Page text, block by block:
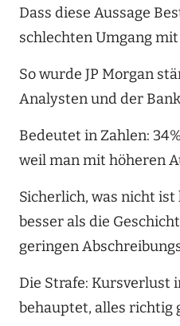
Dass diese Aussage
schlechten Umgang
So wurde JP Morgan
Analysten und der
Bedeutet in Zahlen:
weil man mit höheren
Sicherlich, was nicht ist
besser als die
geringen
Die Strafe: Kursverlust
behauptet, alles richtig